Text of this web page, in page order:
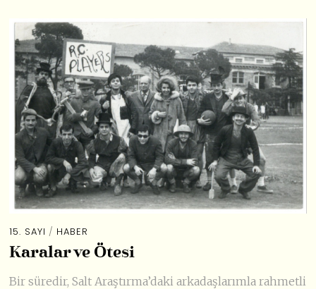
15. SAYI / HABER
Karalar ve Ötesi
Bir süredir, Salt Araştırma’daki arkadaşlarımla rahmetli